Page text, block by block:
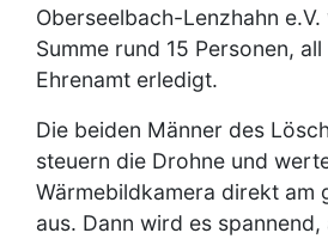
Oberseelbach-Lenzhahn
Summe rund 15 Personen,
Ehrenamt erledigt.
Die beiden Männer des
steuern die Drohne und
Wärmebildkamera direkt am
aus. Dann wird es spannend,